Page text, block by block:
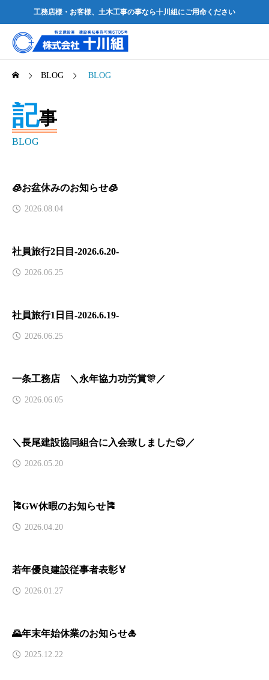
工務店様・お客様、土木工事の事なら十川組にご用命ください
BLOG BLOG
記事
BLOG
🧊お盆休みのお知らせ🧊
2026.08.04
社員旅行2日目-2026.6.20-
2026.06.25
社員旅行1日目-2026.6.19-
2026.06.25
一条工務店 ＼永年協力功労賞🎊／
2026.06.05
＼長尾建設協同組合に入会致しました😌／
2026.05.20
🎏GW休暇のお知らせ🎏
2026.04.20
若年優良建設従事者表彰🏅
2026.01.27
🌄年末年始休業のお知らせ🎍
2025.12.22